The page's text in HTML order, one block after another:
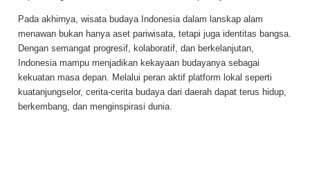
Pada akhirnya, wisata budaya Indonesia dalam lanskap alam
menawan bukan hanya aset pariwisata, tetapi juga identitas bangsa.
Dengan semangat progresif, kolaboratif, dan berkelanjutan,
Indonesia mampu menjadikan kekayaan budayanya sebagai
kekuatan masa depan. Melalui peran aktif platform lokal seperti
kuatanjungselor, cerita-cerita budaya dari daerah dapat terus hidup,
berkembang, dan menginspirasi dunia.